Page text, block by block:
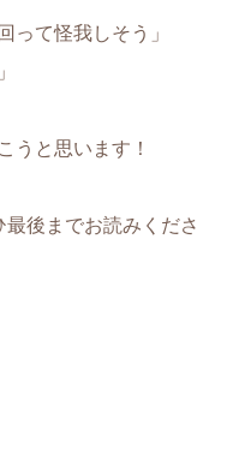
って怪我しそう 」
」
うと思います！
後までお読みくださ